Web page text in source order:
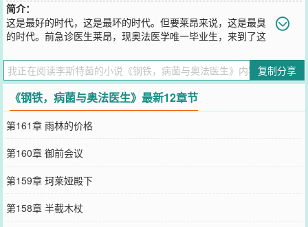
简介：
这是最好的时代，这是最坏的时代。但要莱昂来说，这是最臭
的时代。前急诊医生莱昂，现奥法医学唯一毕业生，来到了这
产力，顺手客串一回“现代医学之父”。防护学派的护盾术？刚好用来
罩出无尘结界。元能学派的燃烧之手？刚好用来消毒手术器械。嬗变
学派的物质变换？刚好用来手搓生理盐水。他还遇到了被称作“死眠圣
女”的女孩，其双手所触，任何活物都会安然睡去，再不醒来。莱昂的
第一反应是：“全身无菌？！这是上好的手术助手啊。”但他很快发现
——上一秒从死神手里抢回的士兵，转头又倒在了冲锋的路上。工厂
主依旧贪婪，新贵族依旧傲慢，普通人依旧沉默。世界已经病入膏
肓。于是医者戴上皇冠，准备亲自动手术。
您要是觉得《 钢铁，病菌与奥法医生
群和微博微信里的朋友推荐哦！
复制分享
《钢铁，病菌与奥法医生》最新12章节
第161章 雨林的价格
第160章 御前会议
第159章 珂莱娅殿下
第158章 半截木杖